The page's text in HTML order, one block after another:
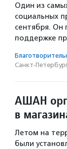
Один из
социальных
сентября. Он
поддержке
Санкт-
АШАН
в
Летом на
были